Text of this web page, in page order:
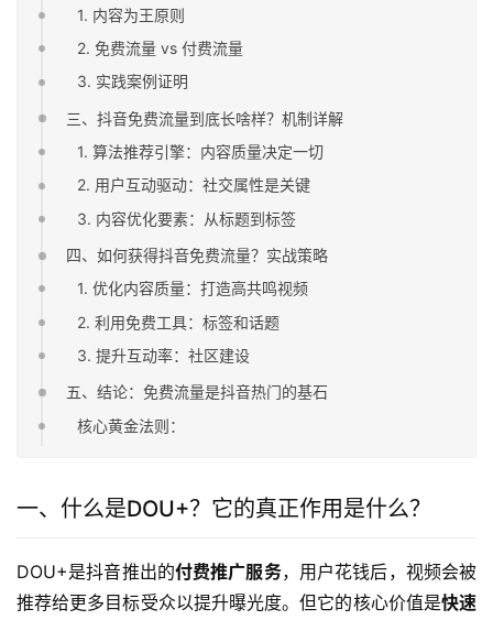
1. 内容为王原则
2. 免费流量 vs 付费流量
3. 实践案例证明
三、抖音免费流量到底长啥样？机制详解
1. 算法推荐引擎：内容质量决定一切
2. 用户互动驱动：社交属性是关键
3. 内容优化要素：从标题到标签
四、如何获得抖音免费流量？实战策略
1. 优化内容质量：打造高共鸣视频
2. 利用免费工具：标签和话题
3. 提升互动率：社区建设
五、结论：免费流量是抖音热门的基石
核心黄金法则：
一、什么是DOU+？它的真正作用是什么？
DOU+是抖音推出的付费推广服务，用户花钱后，视频会被
推荐给更多目标受众以提升曝光度。但它的核心价值是快速